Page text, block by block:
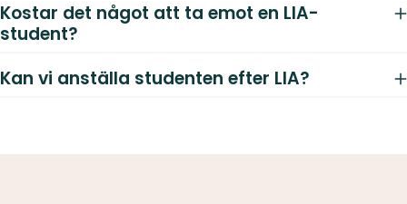
Kostar det något att ta emot en LIA-
student?
Kan vi anställa studenten efter LIA?